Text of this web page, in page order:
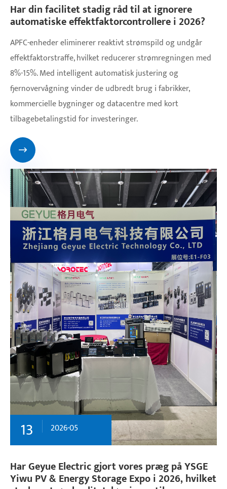
Har din facilitet stadig råd til at ignorere
automatiske effektfaktorcontrollere i 2026?
APFC-enheder eliminerer reaktivt strømspild og undgår
effektfaktorstraffe, hvilket reducerer strømregningen med
8%-15%. Med intelligent automatisk justering og
fjernovervågning vinder de udbredt brug i fabrikker,
kommercielle bygninger og datacentre med kort
tilbagebetalingstid for investeringer.

13 2026-05
Har Geyue Electric gjort vores præg på YSGE
Yiwu PV & Energy Storage Expo i 2026, hvilket